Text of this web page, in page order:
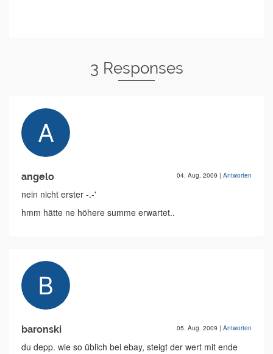
3 Responses
angelo 04. Aug. 2009 | Antworten
nein nicht erster -.-'
hmm hätte ne höhere summe erwartet..
baronski 05. Aug. 2009 | Antworten
du depp. wie so üblich bei ebay, steigt der wert mit ende